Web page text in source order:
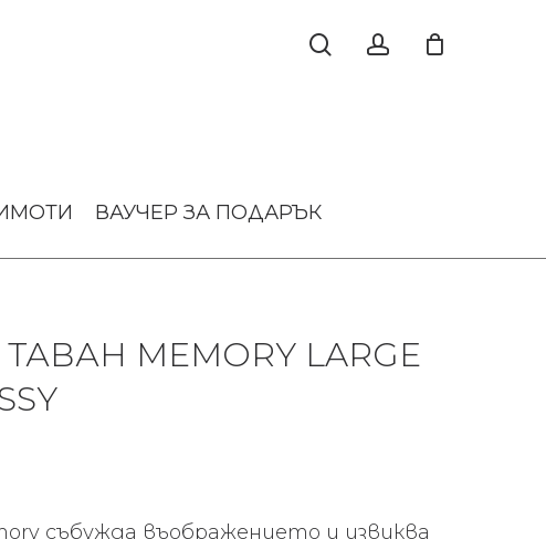
ВАУЧЕР ЗА ПОДАРЪК
MEMORY LARGE
събужда въображението и извиква